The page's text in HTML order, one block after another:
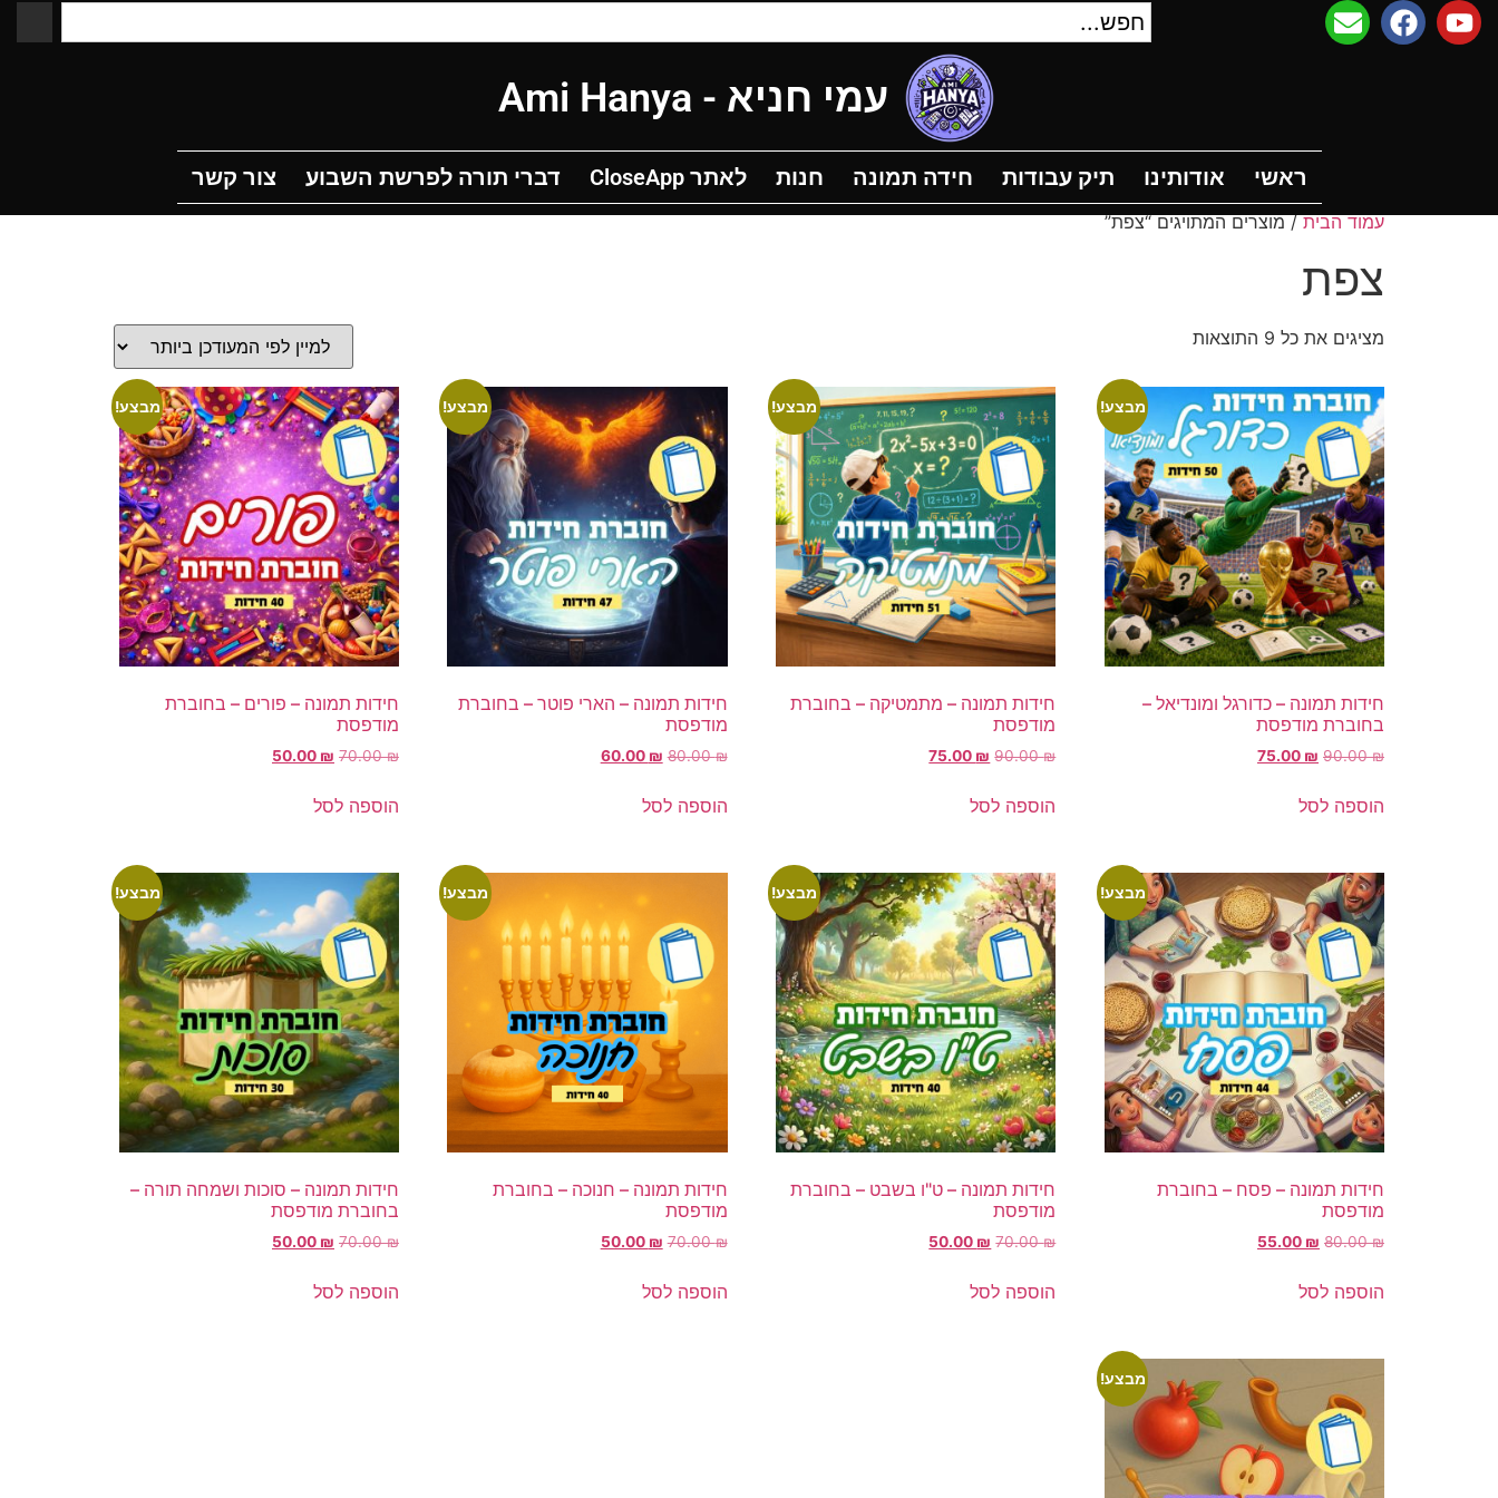
עמי חניא - Ami Hanya
ראשי אודותינו תיק עבודות חידה תמונה חנות לאתר CloseApp דברי תורה לפרשת השבוע צור קשר
חידה תמונה
עמוד הבית/ מוצרים המתויגים “צפת”
צפת
מציגים את כל ⁦9⁩ התוצאות
מבצע!
חידות תמונה – כדורגל ומונדיאל –
בחוברת מודפסת
90.00₪
75.00 ₪
הוספה לסל
מבצע!
חידות תמונה – מתמטיקה – בחוברת
מודפסת
90.00₪
75.00 ₪
הוספה לסל
מבצע!
חידות תמונה – הארי פוטר – בחוברת
מודפסת
80.00₪
60.00 ₪
הוספה לסל
מבצע!
חידות תמונה – פורים – בחוברת
מודפסת
70.00₪
50.00 ₪
הוספה לסל
מבצע!
חידות תמונה – פסח – בחוברת
מודפסת
80.00₪
55.00 ₪
הוספה לסל
מבצע!
חידות תמונה – ט"ו בשבט – בחוברת
מודפסת
70.00₪
50.00 ₪
הוספה לסל
מבצע!
חידות תמונה – חנוכה – בחוברת
מודפסת
70.00₪
50.00 ₪
הוספה לסל
מבצע!
חידות תמונה – סוכות ושמחה תורה –
בחוברת מודפסת
70.00₪
50.00 ₪
הוספה לסל
מבצע!